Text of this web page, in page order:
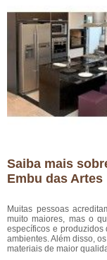
Saiba mais
Embu das Artes
Muitas pessoas
muito maiores, mas o
específicos e
ambientes. Além disso,
materiais de maior